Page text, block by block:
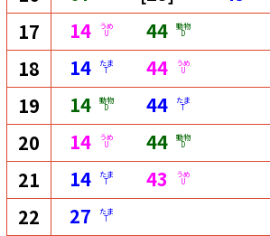
17 14 うめ
U 44 動物
D
18 14 たま
T 44 うめ
U
19 14 動物
D 44 たま
T
20 14 うめ
U 44 動物
D
21 14 たま
T 43 うめ
U
22 27 たま
T